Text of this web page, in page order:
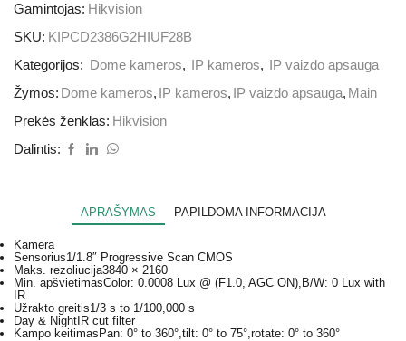
Gamintojas: Hikvision
SKU: KIPCD2386G2HIUF28B
Kategorijos:
Dome kameros, IP kameros,
IP vaizdo apsauga
Žymos: Dome kameros, IP kameros, IP vaizdo apsauga, Main
Prekės ženklas: Hikvision
Dalintis:
APRAŠYMAS PAPILDOMA INFORMACIJA
Kamera
Sensorius1/1.8″ Progressive Scan CMOS
Maks. rezoliucija3840 × 2160
Min. apšvietimasColor: 0.0008 Lux @ (F1.0, AGC ON),B/W: 0 Lux with
IR
Užrakto greitis1/3 s to 1/100,000 s
Day & NightIR cut filter
Kampo keitimasPan: 0° to 360°,tilt: 0° to 75°,rotate: 0° to 360°